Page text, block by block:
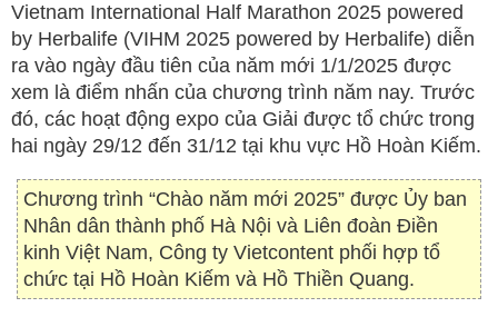
Vietnam International Half Marathon 2025 powered
by Herbalife (VIHM 2025 powered by Herbalife) diễn
ra vào ngày đầu tiên của năm mới 1/1/2025 được
xem là điểm nhấn của chương trình năm nay. Trước
đó, các hoạt động expo của Giải được tổ chức trong
hai ngày 29/12 đến 31/12 tại khu vực Hồ Hoàn Kiếm.
Chương trình “Chào năm mới 2025” được Ủy ban
Nhân dân thành phố Hà Nội và Liên đoàn Điền
kinh Việt Nam, Công ty Vietcontent phối hợp tổ
chức tại Hồ Hoàn Kiếm và Hồ Thiền Quang.